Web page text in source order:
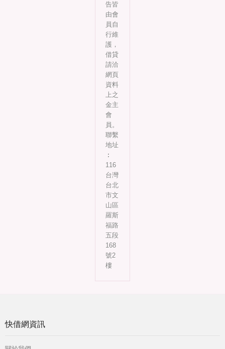
告皆
由會
員自
行維
護，
借貸
請洽
網頁
資料
上之
金主
會
員。
聯繫
地址
︰
116
台灣
台北
市文
山區
羅斯
福路
五段
168
號2
樓
快借網資訊